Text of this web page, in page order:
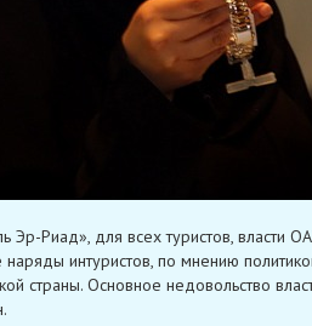
Эр-Риад», для всех туристов, власти
интуристов, по мнению
страны. Основное недовольство